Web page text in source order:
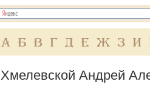
А Б В Г Д Е Ж З И
Хмелевской Андрей